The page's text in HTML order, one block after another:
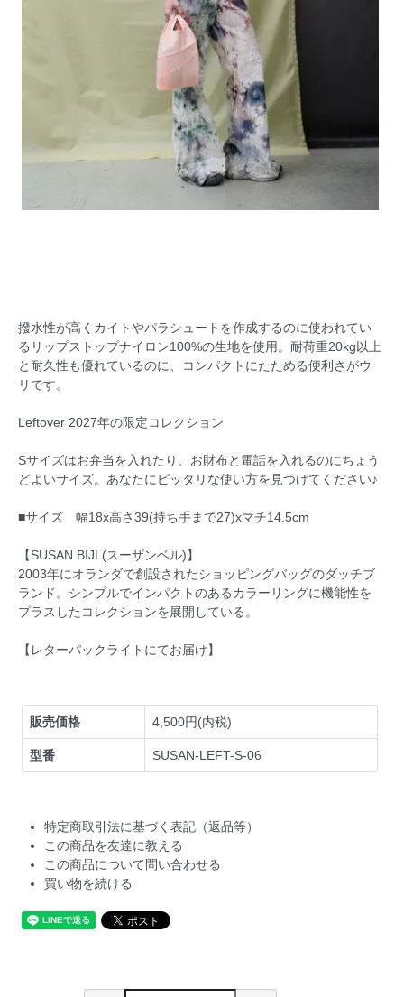
撥水性が高くカイトやパラシュートを作成するのに使われてい
るリップストップナイロン100%の生地を使用。耐荷重20kg以上
と耐久性も優れているのに、コンパクトにたためる便利さがウ
リです。
Leftover 2027年の限定コレクション
Sサイズはお弁当を入れたり、お財布と電話を入れるのにちょう
どよいサイズ。あなたにピッタリな使い方を見つけてください♪
■サイズ 幅18x高さ39(持ち手まで27)xマチ14.5cm
【SUSAN BIJL(スーザンベル)】
2003年にオランダで創設されたショッピングバッグのダッチブ
ランド。シンプルでインパクトのあるカラーリングに機能性を
プラスしたコレクションを展開している。
【レターパックライトにてお届け】
販売価格 4,500円(内税)
型番 SUSAN-LEFT-S-06
特定商取引法に基づく表記（返品等）
この商品を友達に教える
この商品について問い合わせる
買い物を続ける